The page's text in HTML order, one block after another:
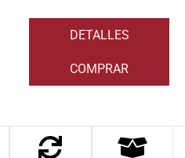
DETALLES
COMPRAR